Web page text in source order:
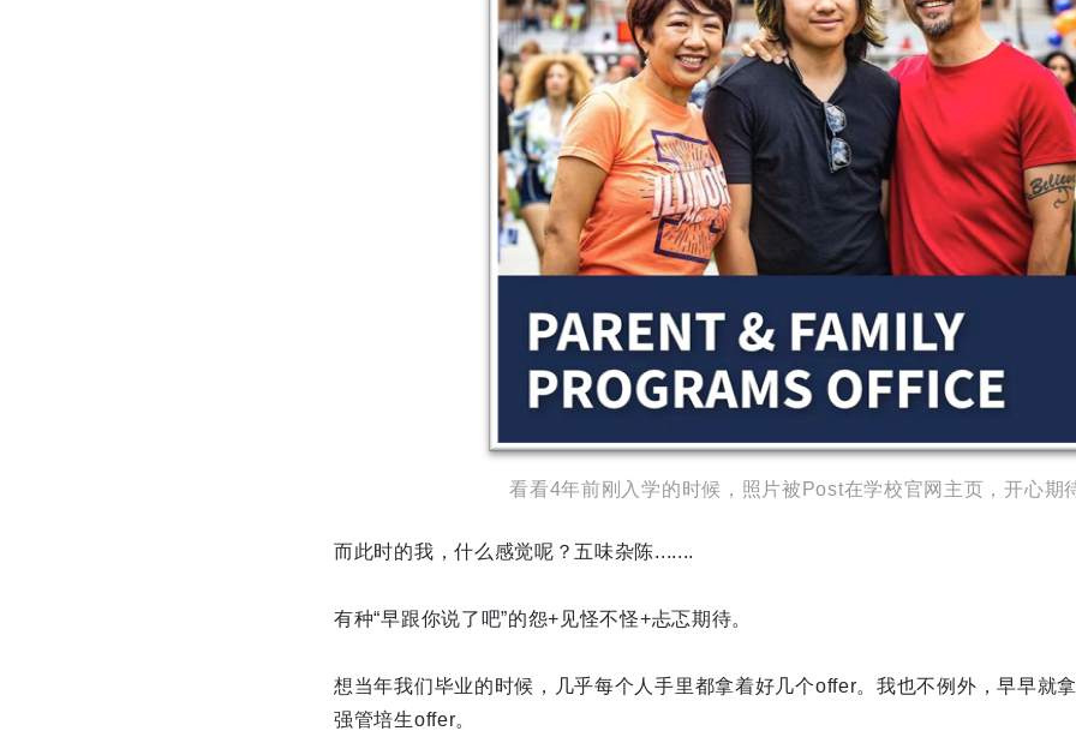
看看4年前刚入学的时候，照片被Post在学校官网主页，开心期
而此时的我，什么感觉呢？五味杂陈.......
有种“早跟你说了吧”的怨+见怪不怪+忐忑期待。
想当年我们毕业的时候，几乎每个人手里都拿着好几个offer。我也不例外，早早就
强管培生offer。